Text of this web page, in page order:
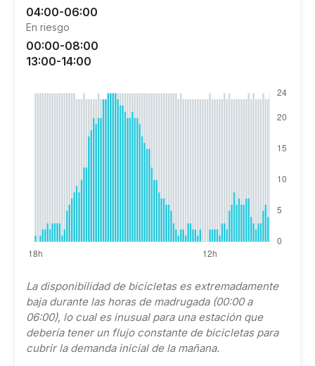
04:00-06:00
En riesgo
00:00-08:00
13:00-14:00
La disponibilidad de bicicletas es extremadamente
baja durante las horas de madrugada (00:00 a
06:00), lo cual es inusual para una estación que
debería tener un flujo constante de bicicletas para
cubrir la demanda inicial de la mañana.